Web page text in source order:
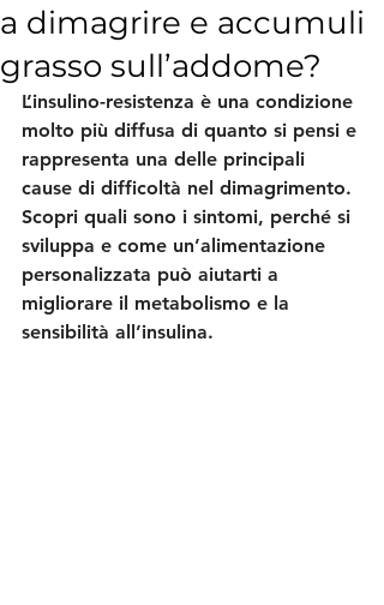
a dimagrire e accumuli
grasso sull’addome?
L’insulino-resistenza è una condizione
molto più diffusa di quanto si pensi e
rappresenta una delle principali
cause di difficoltà nel dimagrimento.
Scopri quali sono i sintomi, perché si
sviluppa e come un’alimentazione
personalizzata può aiutarti a
migliorare il metabolismo e la
sensibilità all’insulina.